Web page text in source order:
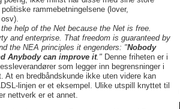
rammebetningelsene (lover,
help of the Net because the Net is free.
and enterprise. That freedom is guaranteed by
the NEA principles it engenders: "Nobody
Anybody can improve it." Denne friheten er i
som legger inn begrensninger i
At en bredbåndskunde ikke uten videre kan
linjen er et eksempel. Ulike utspill knyttet til
nettverk er et annet.